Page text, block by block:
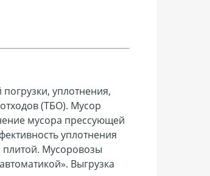
уплотнения,
(ТБО). Мусор
мусора прессующей
уплотнения
Мусоровозы
Выгрузка